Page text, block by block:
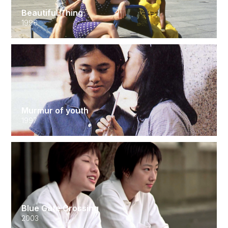
Beautiful Thing
1996
Murmur of youth
1997
Blue Gate Crossing
2003